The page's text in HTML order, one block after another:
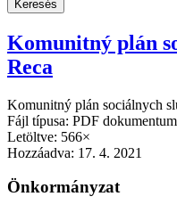
Keresés
Komunitný plán
Reca
Komunitný plán sociálnych
Fájl típusa: PDF
Letöltve: 566×
Hozzáadva: 17. 4. 2021
Önkormányzat